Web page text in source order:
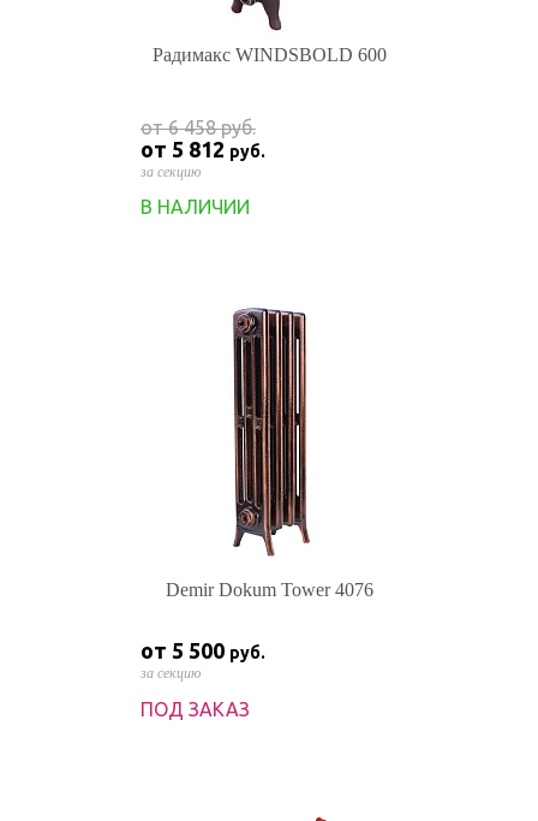
Радимакс WINDSBOLD 600
от 6 458руб.
от 5 812 руб.
за секцию
В НАЛИЧИИ
Demir Dokum Tower 4076
от 5 500 руб.
за секцию
ПОД ЗАКАЗ